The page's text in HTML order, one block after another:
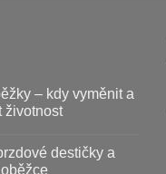
– kdy vyměnit a
životnost
destičky a